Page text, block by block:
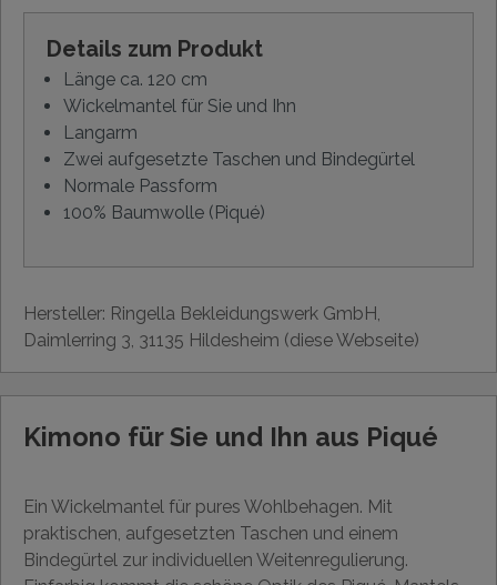
Details zum Produkt
Länge ca. 120 cm
Wickelmantel für Sie und Ihn
Langarm
Zwei aufgesetzte Taschen und Bindegürtel
Normale Passform
100% Baumwolle (Piqué)
Hersteller: Ringella Bekleidungswerk GmbH,
Daimlerring 3, 31135 Hildesheim (diese Webseite)
Kimono für Sie und Ihn aus Piqué
Ein Wickelmantel für pures Wohlbehagen. Mit
praktischen, aufgesetzten Taschen und einem
Bindegürtel zur individuellen Weitenregulierung.